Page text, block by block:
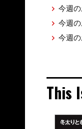
今週
今週
今週
This